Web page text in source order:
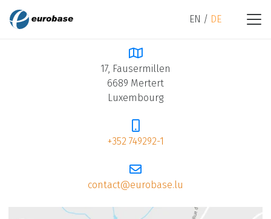
EN DE
IHR DIREKTER KONTAKT
17, Fausermillen
6689 Mertert
Luxembourg
+352 749292-1
contact@eurobase.lu